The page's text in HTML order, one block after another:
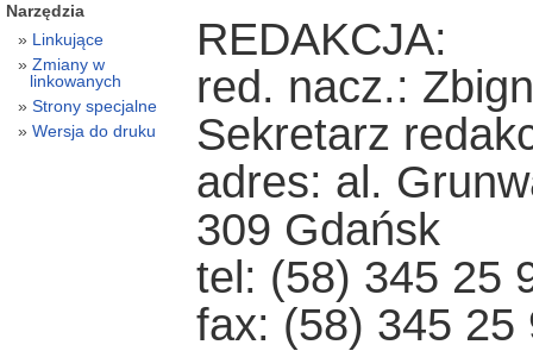
REDAKCJA:
red. nacz.:
Sekretarz
adres: al.
309 Gdańsk
tel: (58) 345 25
fax: (58) 345 25
Narzędzia
Linkujące
Zmiany w
linkowanych
Strony specjalne
Wersja do druku